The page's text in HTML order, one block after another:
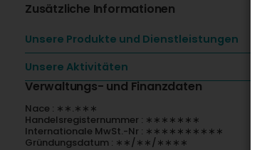
Zusätzliche Informationen
Unsere Produkte und Dienstleistungen
Unsere Aktivitäten
Verwaltungs- und Finanzdaten
Nace : ∗∗.∗∗∗
Handelsregisternummer : ∗∗∗∗∗∗∗
Internationale MwSt.-Nr : ∗∗∗∗∗∗∗∗∗∗
Gründungsdatum : ∗∗/∗∗/∗∗∗∗